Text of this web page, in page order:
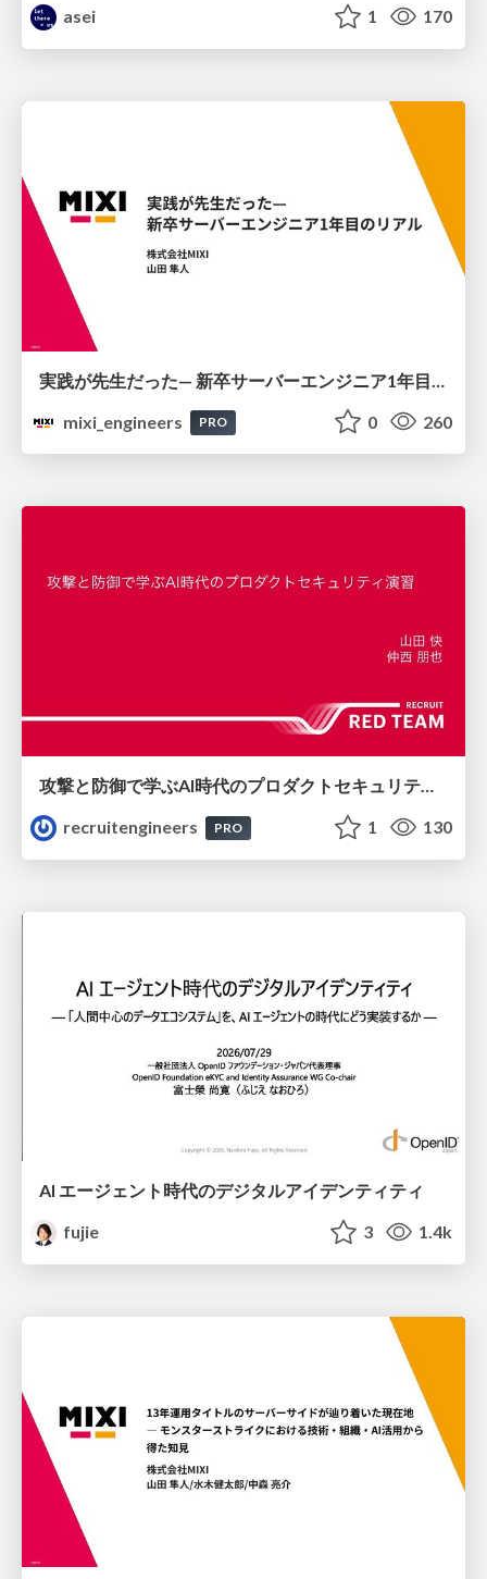
asei
1 170
mixi_engineers
PRO 0 260
攻撃と防御で学ぶAI時代のプロダクトセキュリティ演習
recruitengineers
PRO 1 130
AI エージェント時代のデジタルアイデンティティ
fujie
3 1.4k